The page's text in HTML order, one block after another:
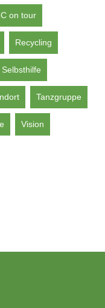
on tour
Recycling
Selbsthilfe
Tanzgruppe
Vision